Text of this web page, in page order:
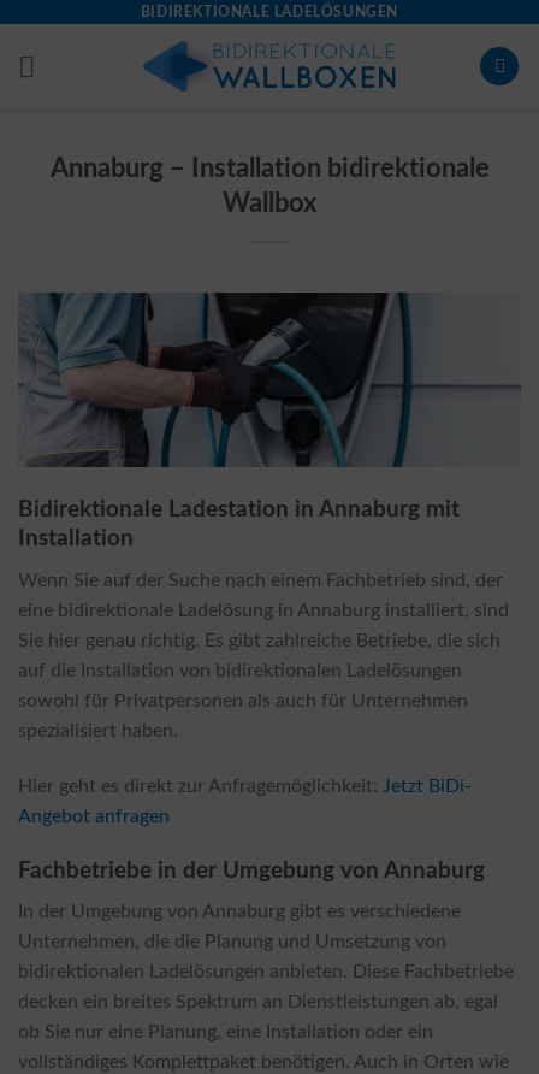
content
BIDIREKTIONALE LADELÖSUNGEN
Annaburg – Installation bidirektionale
Wallbox
Bidirektionale Ladestation in Annaburg mit
Installation
Wenn Sie auf der Suche nach einem Fachbetrieb sind, der
eine bidirektionale Ladelösung in Annaburg installiert, sind
Sie hier genau richtig. Es gibt zahlreiche Betriebe, die sich
auf die Installation von bidirektionalen Ladelösungen
sowohl für Privatpersonen als auch für Unternehmen
spezialisiert haben.
Hier geht es direkt zur Anfragemöglichkeit: Jetzt BiDi-
Angebot anfragen
Fachbetriebe in der Umgebung von Annaburg
In der Umgebung von Annaburg gibt es verschiedene
Unternehmen, die die Planung und Umsetzung von
bidirektionalen Ladelösungen anbieten. Diese Fachbetriebe
decken ein breites Spektrum an Dienstleistungen ab, egal
ob Sie nur eine Planung, eine Installation oder ein
vollständiges Komplettpaket benötigen. Auch in Orten wie